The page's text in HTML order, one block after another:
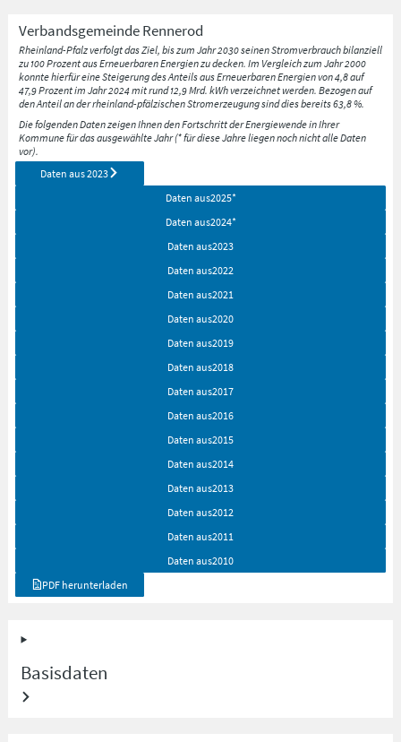
Verbandsgemeinde Rennerod
Rheinland-Pfalz verfolgt das Ziel, bis zum Jahr 2030 seinen Stromverbrauch bilanziell
zu 100 Prozent aus Erneuerbaren Energien zu decken. Im Vergleich zum Jahr 2000
konnte hierfür eine Steigerung des Anteils aus Erneuerbaren Energien von 4,8 auf
47,9 Prozent im Jahr 2024 mit rund 12,9 Mrd. kWh verzeichnet werden. Bezogen auf
den Anteil an der rheinland-pfälzischen Stromerzeugung sind dies bereits 63,8 %.
Die folgenden Daten zeigen Ihnen den Fortschritt der Energiewende in Ihrer
Kommune für das ausgewählte Jahr (* für diese Jahre liegen noch nicht alle Daten
vor).
Daten aus2023
Daten aus2025*
Daten aus2024*
Daten aus2023
Daten aus2022
Daten aus2021
Daten aus2020
Daten aus2019
Daten aus2018
Daten aus2017
Daten aus2016
Daten aus2015
Daten aus2014
Daten aus2013
Daten aus2012
Daten aus2011
Daten aus2010
PDF herunterladen
Basisdaten